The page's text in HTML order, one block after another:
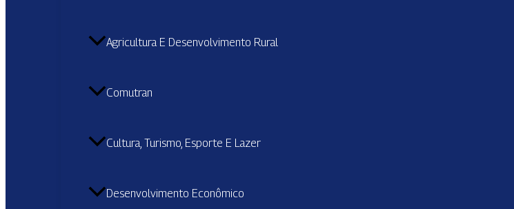
Agricultura E Desenvolvimento Rural
Comutran
Cultura, Turismo, Esporte E Lazer
Desenvolvimento Econômico